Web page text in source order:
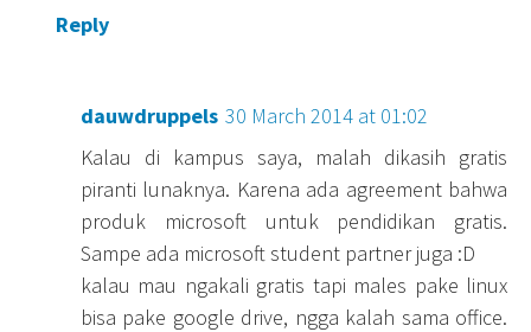
Reply
dauwdruppels 30 March 2014 at 01:02
Kalau di kampus saya, malah dikasih gratis
piranti lunaknya. Karena ada agreement bahwa
produk microsoft untuk pendidikan gratis.
Sampe ada microsoft student partner juga :D
kalau mau ngakali gratis tapi males pake linux
bisa pake google drive, ngga kalah sama office.